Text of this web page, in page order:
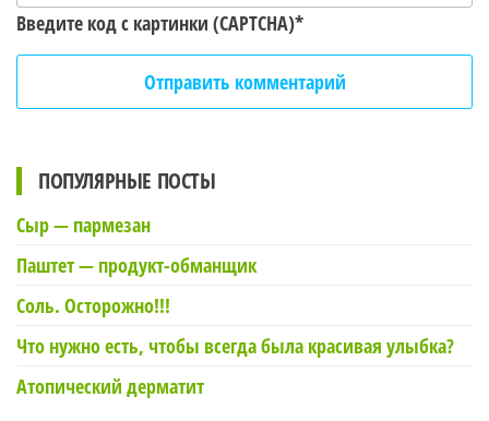
Введите код с картинки (CAPTCHA)*
ПОПУЛЯРНЫЕ ПОСТЫ
Сыр — пармезан
Паштет — продукт-обманщик
Соль. Осторожно!!!
Что нужно есть, чтобы всегда была красивая улыбка?
Атопический дерматит